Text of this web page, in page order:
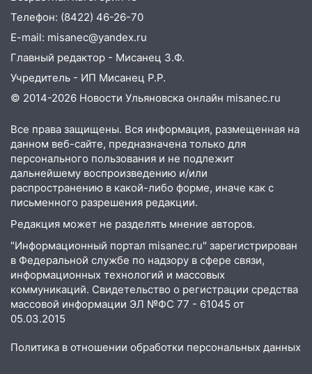
Телефон: (8422) 46-26-70
E-mail: misanec@yandex.ru
Главный редактор - Мисанец З.Ф.
Учредитель - ИП Мисанец Р.Р.
© 2014-2026 Новости Ульяновска онлайн misanec.ru
Все права защищены. Вся информация, размещенная на
данном веб-сайте, предназначена только для
персонального пользования и не подлежит
дальнейшему воспроизведению и/или
распространению в какой-либо форме, иначе как с
письменного разрешения редакции.
Редакция может не разделять мнение авторов.
"Информационный портал misanec.ru" зарегистрирован
в Федеральной службе по надзору в сфере связи,
информационных технологий и массовых
коммуникаций. Свидетельство о регистрации средства
массовой информации ЭЛ №ФС 77 - 61045 от
05.03.2015
Политика в отношении обработки персональных данных